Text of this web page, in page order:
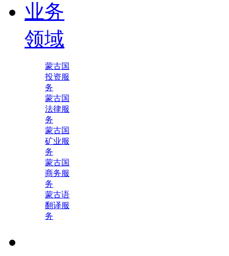
业务
领域
蒙古国
投资服
务
蒙古国
法律服
务
蒙古国
矿业服
务
蒙古国
商务服
务
蒙古语
翻译服
务